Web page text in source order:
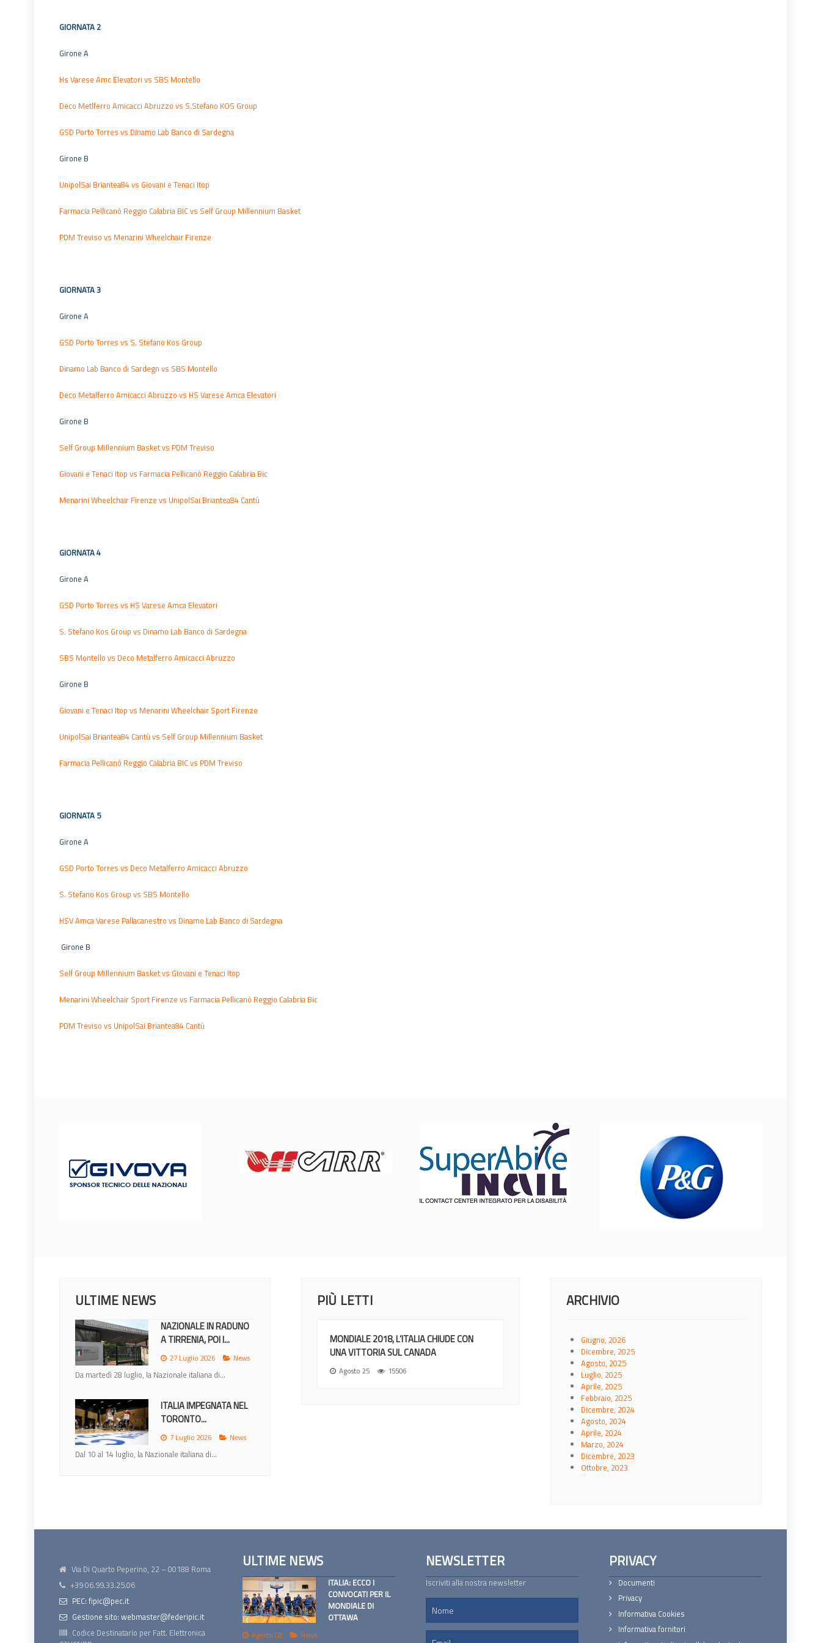
GIORNATA 2
Girone A
Hs Varese Amc Elevatori vs SBS Montello
Deco Metlferro Amicacci Abruzzo vs S.Stefano KOS Group
GSD Porto Torres vs Dinamo Lab Banco di Sardegna
Girone B
UnipolSai Briantea84 vs Giovani e Tenaci Itop
Farmacia Pellicanò Reggio Calabria BIC vs Self Group Millennium Basket
PDM Treviso vs Menarini Wheelchair Firenze
GIORNATA 3
Girone A
GSD Porto Torres vs S. Stefano Kos Group
Dinamo Lab Banco di Sardegn vs SBS Montello
Deco Metalferro Amicacci Abruzzo vs HS Varese Amca Elevatori
Girone B
Self Group Millennium Basket vs PDM Treviso
Giovani e Tenaci Itop vs Farmacia Pellicanò Reggio Calabria Bic
Menarini Wheelchair Firenze vs UnipolSai Briantea84 Cantù
GIORNATA 4
Girone A
GSD Porto Torres vs HS Varese Amca Elevatori
S. Stefano Kos Group vs Dinamo Lab Banco di Sardegna
SBS Montello vs Deco Metalferro Amicacci Abruzzo
Girone B
Giovani e Tenaci Itop vs Menarini Wheelchair Sport Firenze
UnipolSai Briantea84 Cantù vs Self Group Millennium Basket
Farmacia Pellicanò Reggio Calabria BIC vs PDM Treviso
GIORNATA 5
Girone A
GSD Porto Torres vs Deco Metalferro Amicacci Abruzzo
S. Stefano Kos Group vs SBS Montello
HSV Amca Varese Pallacanestro vs Dinamo Lab Banco di Sardegna
Girone B
Self Group Millennium Basket vs Giovani e Tenaci Itop
Menarini Wheelchair Sport Firenze vs Farmacia Pellicanò Reggio Calabria Bic
PDM Treviso vs UnipolSai Briantea84 Cantù
ULTIME NEWS
MONDIALI 2026: IL
CALENDARIO DEGLI...
23 Giugno 2026 News
Lunedì 22 giugno la IWBF (International Weechair...
MONDIALI 2026: ITALIA
NEL GRUPPO A CON...
12 Giugno 2026 News
Nel sorteggio di Ottawa gli azzurri inseriti nel
PIÙ LETTI
MONDIALE 2018, L’ITALIA CHIUDE CON
UNA VITTORIA SUL CANADA
Agosto 25 15506
ARCHIVIO
Giugno, 2026
Dicembre, 2025
Agosto, 2025
Luglio, 2025
Aprile, 2025
Febbraio, 2025
Dicembre, 2024
Agosto, 2024
Aprile, 2024
Marzo, 2024
Dicembre, 2023
Ottobre, 2023
Via Di Quarto Peperino, 22 – 00188 Roma
+39 06.99.33.25.06
PEC: fipic@pec.it
Gestione sito: webmaster@federipic.it
Codice Destinatario per Fatt. Elettronica
ULTIME NEWS
ITALIA: ECCO I
CONVOCATI PER IL
MONDIALE DI
OTTAWA
Agosto 02 News
NEWSLETTER
Iscriviti alla nostra newsletter
PRIVACY
Documenti
Privacy
Informativa Cookies
Informativa fornitori